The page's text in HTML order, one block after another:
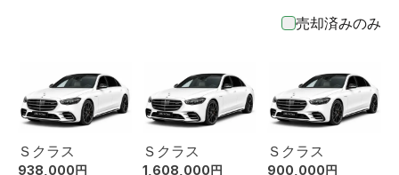
売却済みのみ
Ｓクラス
938,000円
Ｓクラス
1,608,000円
Ｓクラス
900,000円